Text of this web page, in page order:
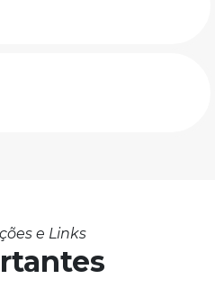
e Links